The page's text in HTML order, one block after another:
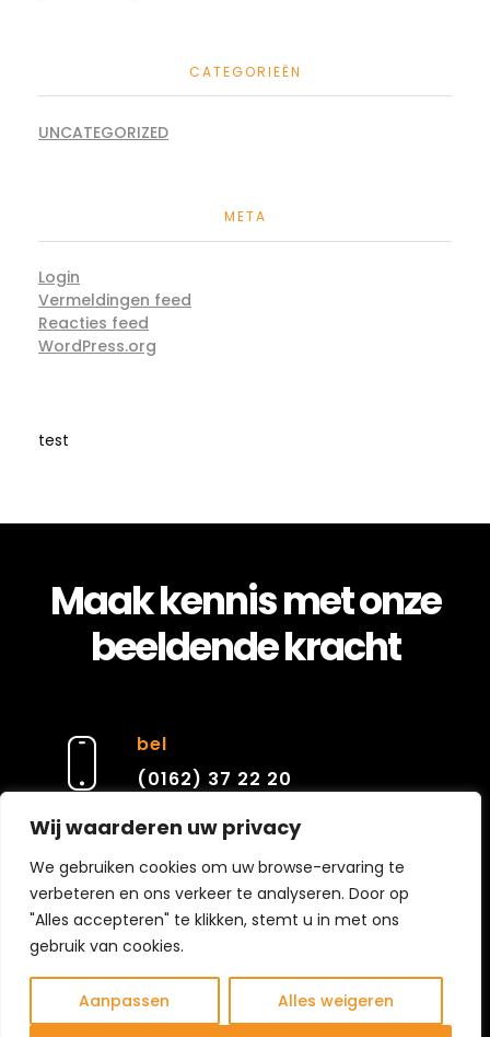
Wij waarderen uw privacy
We gebruiken cookies om uw browse-ervaring te
verbeteren en ons verkeer te analyseren. Door op
"Alles accepteren" te klikken, stemt u in met ons
gebruik van cookies.
Aanpassen Alles weigeren
CATEGORIEËN
UNCATEGORIZED
META
Login
Vermeldingen feed
Reacties feed
WordPress.org
test
Maak kennis met onze
beeldende kracht
bel
(0162) 37 22 20
e-mail
contact@cierarchitecten.nl